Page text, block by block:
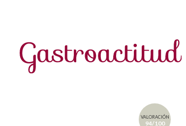
VALORACIÓN
94/100